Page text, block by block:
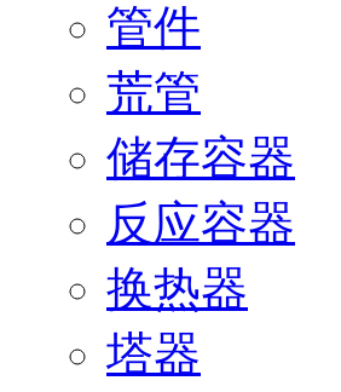
管件
荒管
储存容器
反应容器
换热器
塔器